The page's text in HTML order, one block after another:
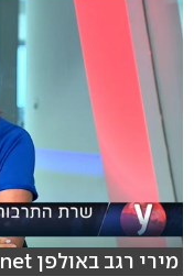
מירי רגב באולפן ynet (צילום: אלי סגל)